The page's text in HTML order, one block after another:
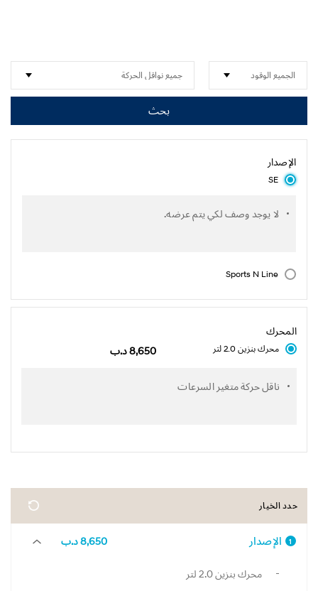
بحث
الإصدار
SE
لا يوجد وصف لكي يتم عرضه.
Sports N Line
المحرك
محرك بنزين 2.0 لتر 8,650 د.ب
ناقل حركة متغير السرعات
حدد الخيار
1 الإصدار 8,650 د.ب
محرك بنزين 2.0 لتر